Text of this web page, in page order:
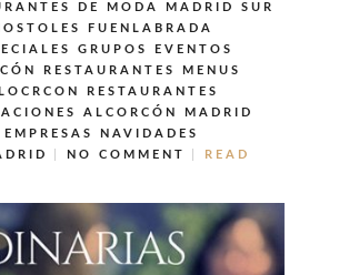
DE MODA MADRID SUR
FUENLABRADA
GRUPOS EVENTOS
RESTAURANTES MENUS
RESTAURANTES
ALCORCÓN MADRID
NAVIDADES
NO COMMENT
READ